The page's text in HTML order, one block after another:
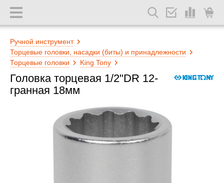
Ручной инструмент
Торцевые головки, насадки (биты) и принадлежности
Торцевые головки
King Tony
Головка торцевая 1/2"DR 12-
гранная 18мм